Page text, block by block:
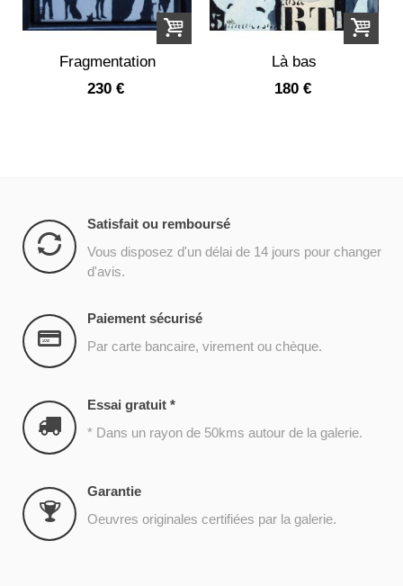
Fragmentation
230 €
Là bas
180 €
Satisfait ou remboursé
Vous disposez d'un délai de 14 jours pour changer
d'avis.
Paiement sécurisé
Par carte bancaire, virement ou chèque.
Essai gratuit *
* Dans un rayon de 50kms autour de la galerie.
Garantie
Oeuvres originales certifiées par la galerie.